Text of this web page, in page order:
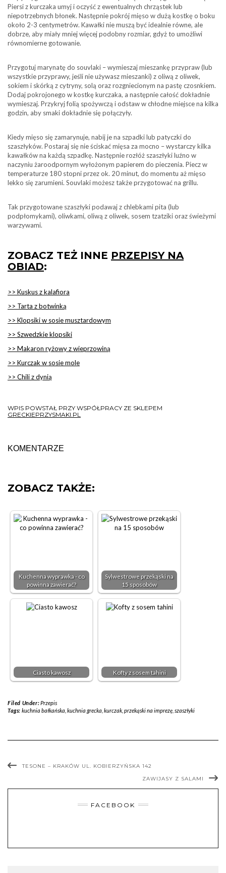
Piersi z kurczaka umyj i oczyść z ewentualnych chrząstek lub
niepotrzebnych błonek. Następnie pokrój mięso w dużą kostkę o boku
około 2-3 centymetrów. Kawałki nie muszą być idealnie równe, ale
dobrze, aby miały mniej więcej podobny rozmiar, gdyż to umożliwi
równomierne gotowanie.
Przygotuj marynatę do souvlaki – wymieszaj mieszankę przypraw (lub
wszystkie przyprawy, jeśli nie używasz mieszanki) z oliwą z oliwek,
sokiem i skórką z cytryny, solą oraz rozgniecionym na pastę czosnkiem.
Dodaj pokrojonego w kostkę kurczaka, a następnie całość dokładnie
wymieszaj. Przykryj folią spożywczą i odstaw w chłodne miejsce na kilka
godzin, aby smaki dokładnie się połączyły.
Kiedy mięso się zamarynuje, nabij je na szpadki lub patyczki do
szaszłyków. Postaraj się nie ściskać mięsa za mocno – wystarczy kilka
kawałków na każdą szpadkę. Następnie rozłóż szaszłyki luźno w
naczyniu żaroodpornym wyłożonym papierem do pieczenia. Piecz w
temperaturze 180 stopni przez ok. 20 minut, do momentu aż mięso
lekko się zarumieni. Souvlaki możesz także przygotować na grillu.
Tak przygotowane szaszłyki podawaj z chlebkami pita (lub
podpłomykami), oliwkami, oliwą z oliwek, sosem tzatziki oraz świeżymi
warzywami.
ZOBACZ TEŻ INNE PRZEPISY NA
OBIAD:
>> Kuskus z kalafiora
>> Tarta z botwinką
>> Klopsiki w sosie musztardowym
>> Szwedzkie klopsiki
>> Makaron ryżowy z wieprzowiną
>> Kurczak w sosie mole
>> Chili z dynią
WPIS POWSTAŁ PRZY WSPÓŁPRACY ZE SKLEPEM
GRECKIEPRZYSMAKI.PL
KOMENTARZE
ZOBACZ TAKŻE:
Kuchenna wyprawka - co
powinna zawierać?
Sylwestrowe przekąski na
15 sposobów
Ciasto kawosz Kofty z sosem tahini
Filed Under: Przepis
Tags: kuchnia bałkańska kuchnia grecka kurczak, przekąski na imprezę, szaszłyki
TESONE – KRAKÓW UL. KOBIERZYŃSKA 142
ZAWIJASY Z SALAMI
FACEBOOK